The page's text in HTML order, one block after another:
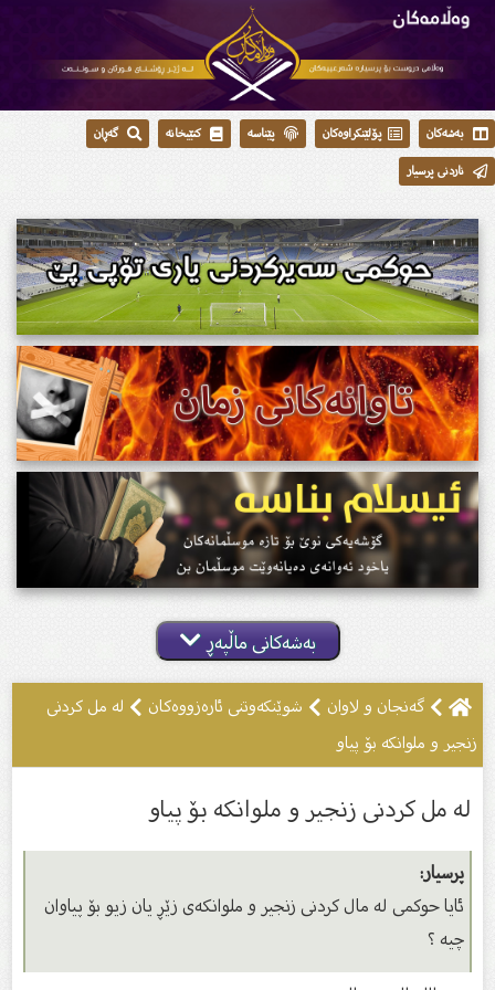
بەشەکان پۆلێنکراوەکان پێناسە کتێبخانە
گەڕان
ناردنی پرسیار
بەشەکانی ماڵپەڕ
گەنجان و لاوان شوێنکەوتنى ئارەزووەکان
لە مل کردنى
زنجیر و ملوانکە بۆ پیاو
لە مل کردنى زنجیر و ملوانکە بۆ پیاو
پرسیار:
ئایا حوکمی لە مال کردنى زنجیر و ملوانكەى زێڕ یان زیو بۆ پیاوان
چیە ؟